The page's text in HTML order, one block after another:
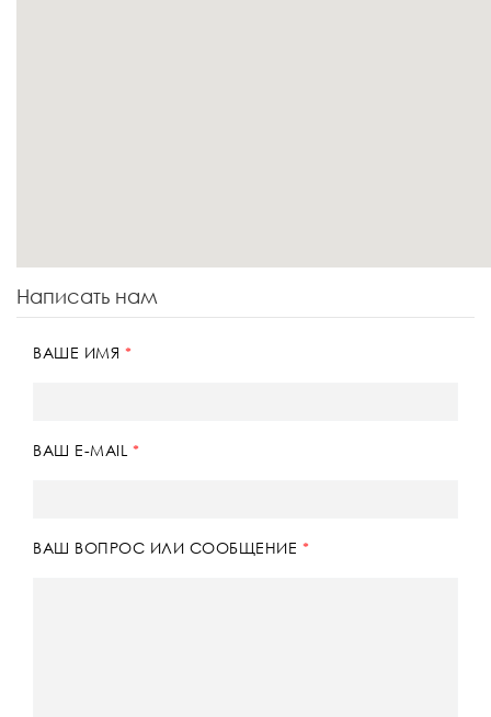
Написать нам
ВАШЕ ИМЯ
ВАШ E-MAIL
ВАШ ВОПРОС ИЛИ СООБЩЕНИЕ